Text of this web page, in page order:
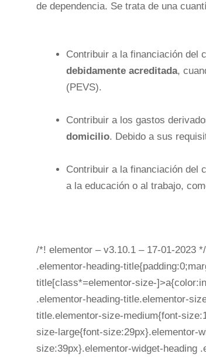
de dependencia. Se trata de una
Contribuir a la financiación del
debidamente acreditada,
(PEVS).
Contribuir a los gastos
domicilio. Debido a sus
Contribuir a la financiación del
a la educación o al trabajo,
/*! elementor – v3.10.1 – 17-01-2023
.elementor-heading-
title[class*=elementor-size-
.elementor-heading-title.elementor-
title.elementor-size-medium{font-
size-large{font-size:29px}.elementor-
size:39px}.elementor-widget-heading